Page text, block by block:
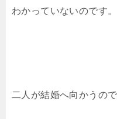
わかっていないのです。
二人が結婚へ向かうの